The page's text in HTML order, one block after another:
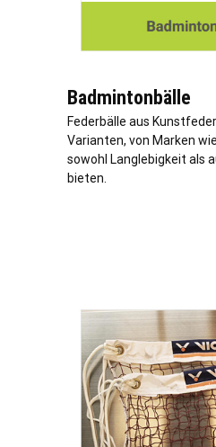
Badmintonbälle
Federbälle aus
Varianten, von Marken
sowohl Langlebigkeit als
bieten.